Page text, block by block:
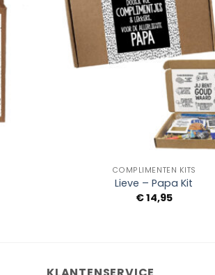
COMPLIMENTEN KITS
Lieve – Papa Kit
€14,95